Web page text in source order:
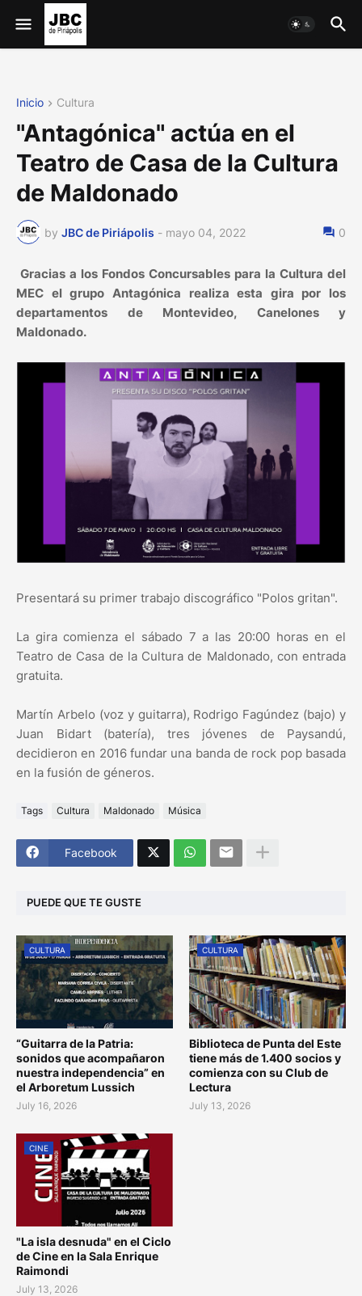
Inicio Cultura
"Antagónica" actúa en el
Teatro de Casa de la Cultura
de Maldonado
by JBC de Piriápolis - mayo 04, 2022 0
Gracias a los Fondos Concursables para la Cultura del
MEC el grupo Antagónica realiza esta gira por los
departamentos de Montevideo, Canelones y
Maldonado.
Presentará su primer trabajo discográfico "Polos gritan".
La gira comienza el sábado 7 a las 20:00 horas en el
Teatro de Casa de la Cultura de Maldonado, con entrada
gratuita.
Martín Arbelo (voz y guitarra), Rodrigo Fagúndez (bajo) y
Juan Bidart (batería), tres jóvenes de Paysandú,
decidieron en 2016 fundar una banda de rock pop basada
en la fusión de géneros.
Tags Cultura Maldonado Música
Facebook
PUEDE QUE TE GUSTE
CULTURA
“Guitarra de la Patria:
sonidos que acompañaron
nuestra independencia” en
el Arboretum Lussich
July 16, 2026
CULTURA
Biblioteca de Punta del Este
tiene más de 1.400 socios y
comienza con su Club de
Lectura
July 13, 2026
CINE
"La isla desnuda" en el Ciclo
de Cine en la Sala Enrique
Raimondi
July 13, 2026